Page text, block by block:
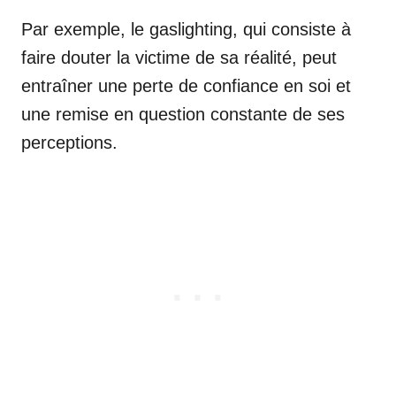
Par exemple, le gaslighting, qui consiste à
faire douter la victime de sa réalité, peut
entraîner une perte de confiance en soi et
une remise en question constante de ses
perceptions.